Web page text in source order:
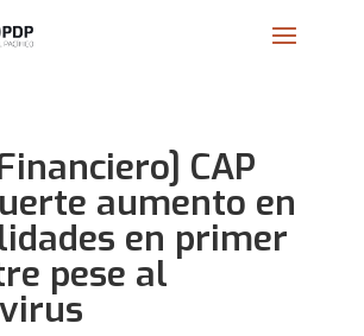
CAP
aumento en
en primer
pese al